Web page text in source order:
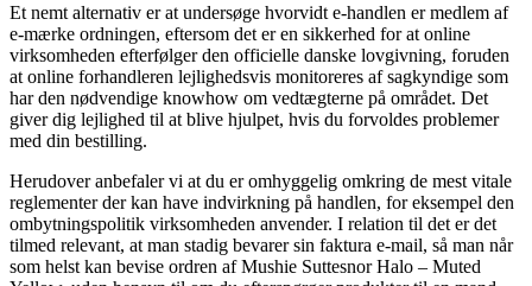
Et nemt alternativ er at undersøge hvorvidt e-handlen er medlem af
e-mærke ordningen, eftersom det er en sikkerhed for at online
virksomheden efterfølger den officielle danske lovgivning, foruden
at online forhandleren lejlighedsvis monitoreres af sagkyndige som
har den nødvendige knowhow om vedtægterne på området. Det
giver dig lejlighed til at blive hjulpet, hvis du forvoldes problemer
med din bestilling.
Herudover anbefaler vi at du er omhyggelig omkring de mest vitale
reglementer der kan have indvirkning på handlen, for eksempel den
ombytningspolitik virksomheden anvender. I relation til det er det
tilmed relevant, at man stadig bevarer sin faktura e-mail, så man når
som helst kan bevise ordren af Mushie Suttesnor Halo – Muted